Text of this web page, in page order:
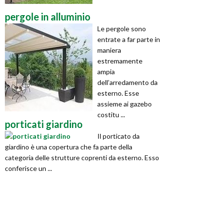
pergole in alluminio
Le pergole sono
entrate a far parte in
maniera
estremamente
ampia
dell’arredamento da
esterno. Esse
assieme ai gazebo
costitu ...
porticati giardino
Il porticato da
giardino è una copertura che fa parte della
categoria delle strutture coprenti da esterno. Esso
conferisce un ...